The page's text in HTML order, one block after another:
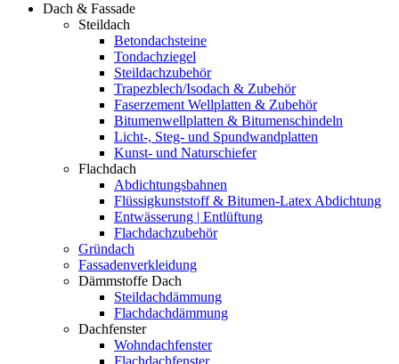
Dach & Fassade
Steildach
Betondachsteine
Tondachziegel
Steildachzubehör
Trapezblech/Isodach & Zubehör
Faserzement Wellplatten & Zubehör
Bitumenwellplatten & Bitumenschindeln
Licht-, Steg- und Spundwandplatten
Kunst- und Naturschiefer
Flachdach
Abdichtungsbahnen
Flüssigkunststoff & Bitumen-Latex Abdichtung
Entwässerung | Entlüftung
Flachdachzubehör
Gründach
Fassadenverkleidung
Dämmstoffe Dach
Steildachdämmung
Flachdachdämmung
Dachfenster
Wohndachfenster